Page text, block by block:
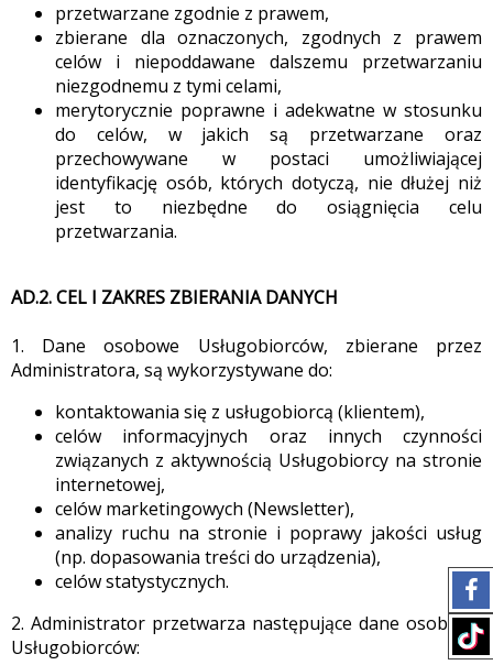
przetwarzane zgodnie z prawem,
zbierane dla oznaczonych, zgodnych z prawem
celów i niepoddawane dalszemu przetwarzaniu
niezgodnemu z tymi celami,
merytorycznie poprawne i adekwatne w stosunku
do celów, w jakich są przetwarzane oraz
przechowywane w postaci umożliwiającej
identyfikację osób, których dotyczą, nie dłużej niż
jest to niezbędne do osiągnięcia celu
przetwarzania.
AD.2. CEL I ZAKRES ZBIERANIA DANYCH
1. Dane osobowe Usługobiorców, zbierane przez
Administratora, są wykorzystywane do:
kontaktowania się z usługobiorcą (klientem),
celów informacyjnych oraz innych czynności
związanych z aktywnością Usługobiorcy na stronie
internetowej,
celów marketingowych (Newsletter),
analizy ruchu na stronie i poprawy jakości usług
(np. dopasowania treści do urządzenia),
celów statystycznych.
2. Administrator przetwarza następujące dane osobowe
Usługobiorców: